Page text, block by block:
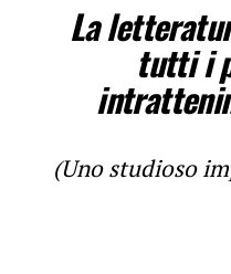
La
tutti i
(Uno studioso